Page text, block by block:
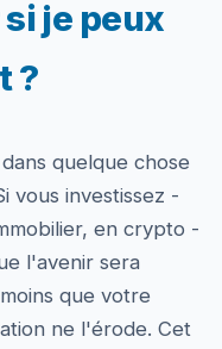
je peux
?
quelque chose
vous investissez -
en crypto -
l'avenir sera
que votre
ne l'érode. Cet